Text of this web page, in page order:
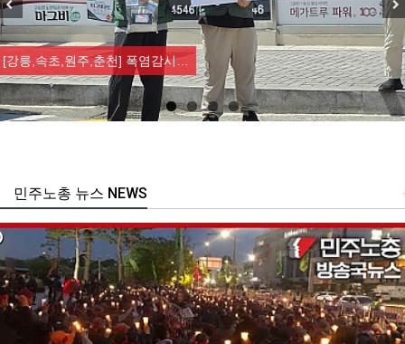
[강릉,속초,원주,춘천] 폭염감시…
주노총 뉴스 NEWS